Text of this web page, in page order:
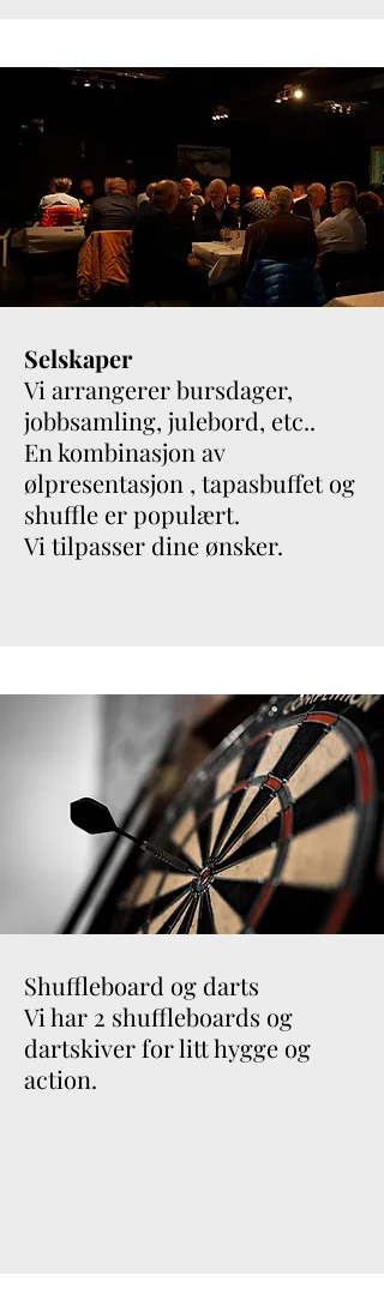
Selskaper
Vi arrangerer bursdager,
jobbsamling, julebord, etc..
En kombinasjon av
ølpresentasjon , tapasbuffet og
shuffle er populært.
Vi tilpasser dine ønsker.
Shuffleboard og darts
Vi har 2 shuffleboards og
dartskiver for litt hygge og
action.